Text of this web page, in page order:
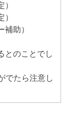
助）
のことでし
たら注意し